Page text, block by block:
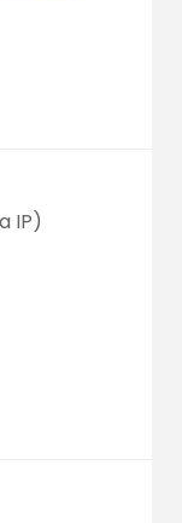
IP)